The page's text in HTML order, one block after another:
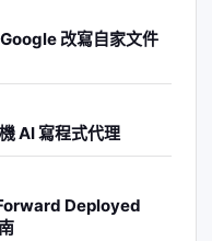
改寫自家文件
AI 寫程式代理
Deployed